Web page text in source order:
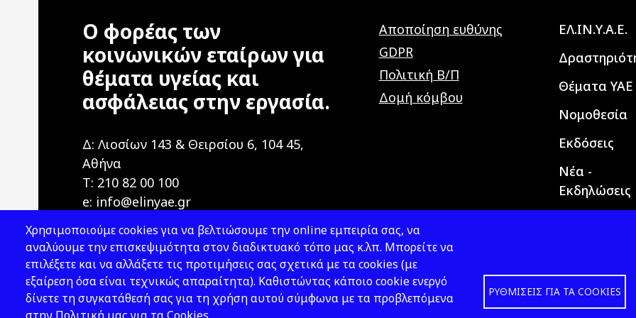
Ο φορέας των
κοινωνικών εταίρων για
θέματα υγείας και
ασφάλειας στην εργασία.
Δ: Λιοσίων 143 & Θειρσίου 6, 104 45,
Αθήνα
T: 210 82 00 100
e: info@elinyae.gr
Αποποίηση ευθύνης
GDPR
Πολιτική Β/Π
Δομή κόμβου
Main
ΕΛ.ΙΝ.Υ.Α.Ε.
Θέματα ΥΑΕ
Νομοθεσία
Εκδόσεις
Νέα -
Εκδηλώσεις
Χρησιμοποιούμε cookies για να βελτιώσουμε την online εμπειρία σας, να
αναλύουμε την επισκεψιμότητα στον διαδικτυακό τόπο μας κ.λπ. Μπορείτε να
επιλέξετε και να αλλάξετε τις προτιμήσεις σας σχετικά με τα cookies (με
εξαίρεση όσα είναι τεχνικώς απαραίτητα). Καθιστώντας κάποιο cookie ενεργό
δίνετε τη συγκατάθεσή σας για τη χρήση αυτού σύμφωνα με τα προβλεπόμενα
ΡΥΘΜΊΣΕΙΣ ΓΙΑ ΤΑ COOKIES
2026 © ΕΛ.ΙΝ.Υ.Α.Ε. Design